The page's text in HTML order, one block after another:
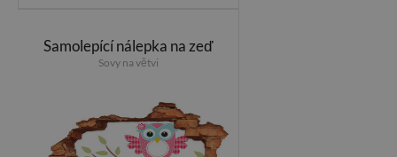
Samolepící nálepka na zeď
Sovy na větvi